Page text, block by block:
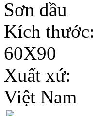
Sơn dầu
Kích thước:
60X90
Xuất xứ:
Việt Nam